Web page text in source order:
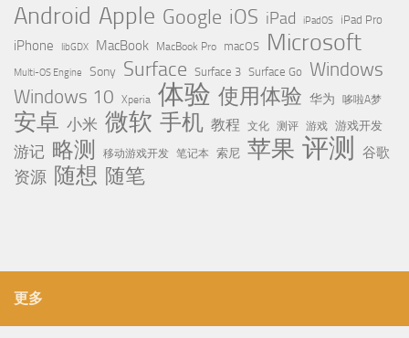
Android Apple Google iOS iPad iPadOS iPad Pro
iPhone libGDX MacBook MacBook Pro macOS Microsoft
Multi-OS Engine Sony Surface Surface 3 Surface Go Windows
Windows 10 Xperia 体验 使用体验 华为 哆啦A梦
安卓 小米 微软 手机 教程 文化 测评 游戏 游戏开发
游记 略测 移动游戏开发 笔记本 索尼 苹果 评测 谷歌
资源 随想 随笔
更多